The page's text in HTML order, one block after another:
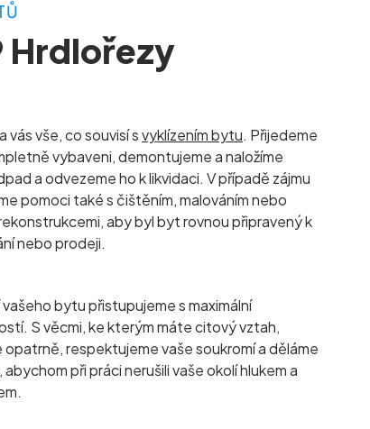
Hrdlořezy
vás vše, co souvisí svyklízením bytu. Přijedeme
vybaveni, demontujeme a naložíme
a odvezeme ho k likvidaci. V případě zájmu
pomoci také s čištěním, malováním nebo
aby byl byt rovnou připravený k
nebo prodeji.
vašeho bytu přistupujeme s maximální
S věcmi, ke kterým máte citový vztah,
opatrně, respektujeme vaše soukromí a děláme
při práci nerušili vaše okolí hlukem a